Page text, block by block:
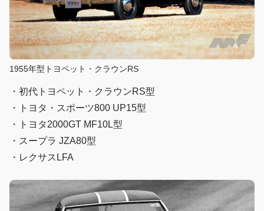
1955年型トヨペット・クラウンRS
・初代トヨペット・クラウンRS型
・トヨタ・スポーツ800 UP15型
・トヨタ2000GT MF10L型
・スープラ JZA80型
・レクサスLFA